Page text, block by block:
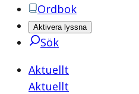
Ordbok
Aktivera lyssna
Sök
Aktuellt
Aktuellt